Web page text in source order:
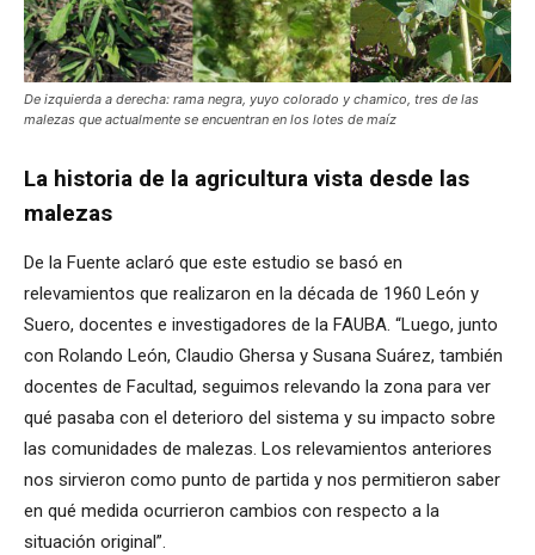
De izquierda a derecha: rama negra, yuyo colorado y chamico, tres de las
malezas que actualmente se encuentran en los lotes de maíz
La historia de la agricultura vista desde las
malezas
De la Fuente aclaró que este estudio se basó en
relevamientos que realizaron en la década de 1960 León y
Suero, docentes e investigadores de la FAUBA. “Luego, junto
con Rolando León, Claudio Ghersa y Susana Suárez, también
docentes de Facultad, seguimos relevando la zona para ver
qué pasaba con el deterioro del sistema y su impacto sobre
las comunidades de malezas. Los relevamientos anteriores
nos sirvieron como punto de partida y nos permitieron saber
en qué medida ocurrieron cambios con respecto a la
situación original”.